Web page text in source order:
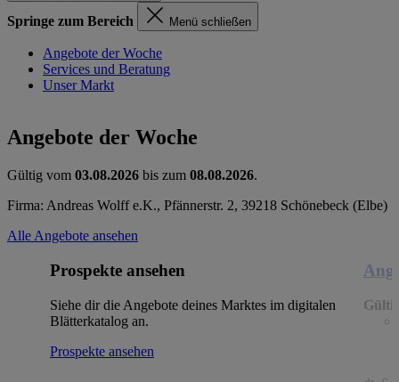
Springe zum Bereich Menü schließen
Angebote der Woche
Services und Beratung
Unser Markt
Angebote der Woche
Gültig vom 03.08.2026 bis zum 08.08.2026.
Firma: Andreas Wolff e.K., Pfännerstr. 2, 39218 Schönebeck (Elbe)
Alle Angebote ansehen
Prospekte ansehen
Siehe dir die Angebote deines Marktes im digitalen
Blätterkatalog an.
Prospekte ansehen